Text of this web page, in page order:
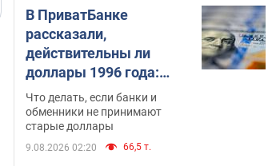
В ПриватБанке
рассказали,
действительны ли
доллары 1996 года:
принимают ли
обменники и банки
такие купюры
Что делать, если банки и
обменники не принимают
старые доллары
9.08.2026 02:20 66,5 т.